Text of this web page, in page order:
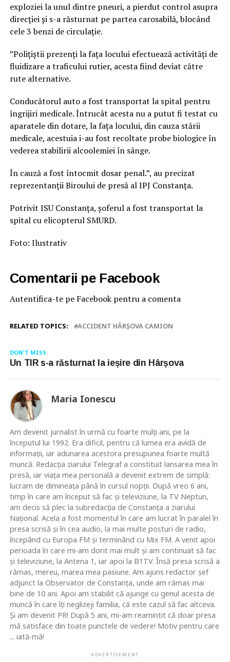
exploziei la unul dintre pneuri, a pierdut control asupra
direcției și s-a răsturnat pe partea carosabilă, blocând
cele 3 benzi de circulație.
”Polițiștii prezenți la fața locului efectuează activități de
fluidizare a traficului rutier, acesta fiind deviat către
rute alternative.
Conducătorul auto a fost transportat la spital pentru
îngrijiri medicale. Întrucât acesta nu a putut fi testat cu
aparatele din dotare, la fața locului, din cauza stării
medicale, acestuia i-au fost recoltate probe biologice în
vederea stabilirii alcoolemiei în sânge.
În cauză a fost întocmit dosar penal.”, au precizat
reprezentanții Biroului de presă al IPJ Constanța.
Potrivit ISU Constanța, șoferul a fost transportat la
spital cu elicopterul SMURD.
Foto: Ilustrativ
Comentarii pe Facebook
Autentifica-te pe Facebook pentru a comenta
RELATED TOPICS: ACCIDENT HÂRȘOVA CAMION
DON'T MISS
Un TIR s-a răsturnat la ieșire din Hârșova
Maria Ionescu
Am devenit jurnalist în urmă cu foarte mulţi ani, pe la
începutul lui 1992. Era dificil, pentru că lumea era avidă de
informaţii, iar adunarea acestora presupunea foarte multă
muncă. Redacţia ziarului Telegraf a constituit lansarea mea în
presă, iar viaţa mea personală a devenit extrem de simplă:
lucram de dimineaţa până în cursul nopţii. După vreo 6 ani,
timp în care am început să fac şi televiziune, la TV Neptun,
am decis să plec la subredacţia de Constanţa a ziarului
Naţional. Acela a fost momentul în care am lucrat în paralel în
presa scrisă şi în cea audio, la mai multe posturi de radio,
începând cu Europa FM şi terminând cu Mix FM. A venit apoi
perioada în care mi-am dorit mai mult şi am continuat să fac
şi televiziune, la Antena 1, iar apoi la B1TV. Însă presa scrisă a
rămas, mereu, marea mea pasiune. Am ajuns redactor şef
adjunct la Observator de Constanţa, unde am rămas mai
bine de 10 ani. Apoi am stabilit că ajunge cu genul acesta de
muncă în care îţi neglizeji familia, că este cazul să fac altceva.
Şi am devenit PR! După 5 ani, mi-am reamintit că doar presa
mă satisface din toate punctele de vedere! Motiv pentru care
... iată-mă!
ADVERTISEMENT